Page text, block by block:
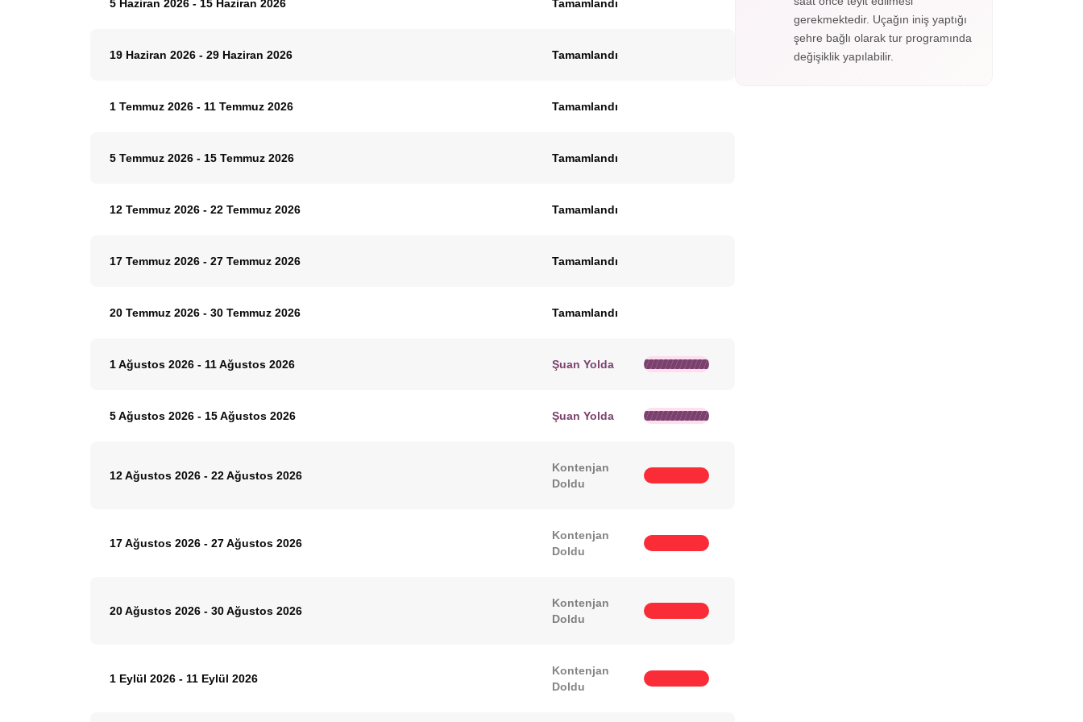
5 Haziran 2026 - 15 Haziran 2026 Tamamlandı
19 Haziran 2026 - 29 Haziran 2026 Tamamlandı
1 Temmuz 2026 - 11 Temmuz 2026 Tamamlandı
5 Temmuz 2026 - 15 Temmuz 2026 Tamamlandı
12 Temmuz 2026 - 22 Temmuz 2026 Tamamlandı
17 Temmuz 2026 - 27 Temmuz 2026 Tamamlandı
20 Temmuz 2026 - 30 Temmuz 2026 Tamamlandı
1 Ağustos 2026 - 11 Ağustos 2026 Şuan Yolda
5 Ağustos 2026 - 15 Ağustos 2026 Şuan Yolda
12 Ağustos 2026 - 22 Ağustos 2026
Kontenjan
Doldu
17 Ağustos 2026 - 27 Ağustos 2026
Kontenjan
Doldu
20 Ağustos 2026 - 30 Ağustos 2026
Kontenjan
Doldu
1 Eylül 2026 - 11 Eylül 2026
Kontenjan
Doldu
gerekmektedir. Uçağın iniş yaptığı
şehre bağlı olarak tur programında
değişiklik yapılabilir.